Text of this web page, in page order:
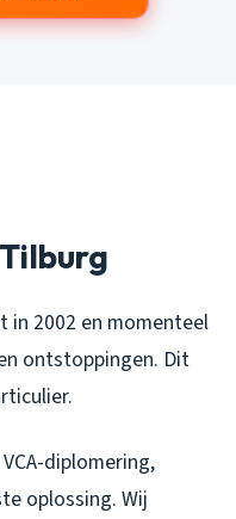
in 2002 en momenteel
ontstoppingen. Dit
diplomering,
oplossing. Wij